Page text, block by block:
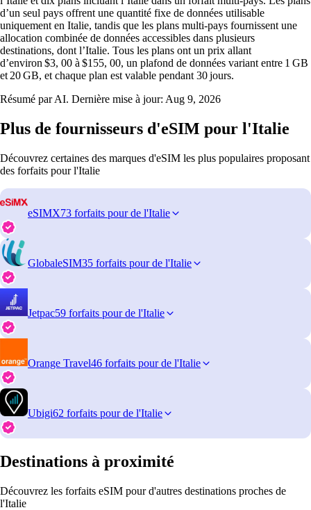
d’un seul pays offrent une quantité fixe de données utilisable
uniquement en Italie, tandis que les plans multi‑pays fournissent une
allocation combinée de données accessibles dans plusieurs
destinations, dont l’Italie. Tous les plans ont un prix allant
d’environ $3, 00 à $155, 00, un plafond de données variant entre 1 GB
et 20 GB, et chaque plan est valable pendant 30 jours.
Résumé par AI. Dernière mise à jour: Aug 9, 2026
Plus de fournisseurs d'eSIM pour l'Italie
Découvrez certaines des marques d'eSIM les plus populaires proposant
des forfaits pour l'Italie
eSIMX73 forfaits pour de l'Italie
GlobaleSIM35 forfaits pour de l'Italie
Jetpac59 forfaits pour de l'Italie
Orange Travel46 forfaits pour de l'Italie
Ubigi62 forfaits pour de l'Italie
Destinations à proximité
Découvrez les forfaits eSIM pour d'autres destinations proches de
l'Italie